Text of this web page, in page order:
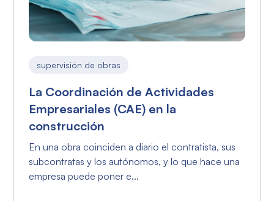
supervisión de obras
La Coordinación de Actividades
Empresariales (CAE) en la
construcción
En una obra coinciden a diario el contratista, sus
subcontratas y los autónomos, y lo que hace una
empresa puede poner e...